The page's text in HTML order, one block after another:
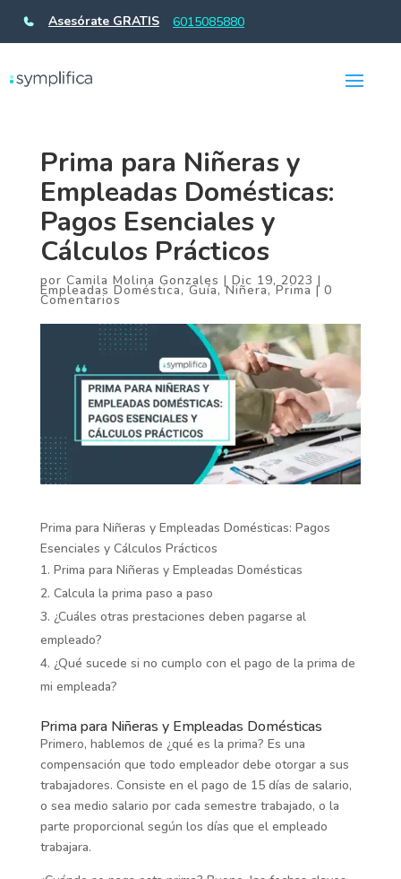
Prima para Niñeras y
Empleadas Domésticas:
Pagos Esenciales y
Cálculos Prácticos
por Camila Molina Gonzales | Dic 19, 2023 |
Empleadas Doméstica,Guía,Niñera,Prima | 0
Comentarios
Prima para Niñeras y Empleadas Domésticas: Pagos
Esenciales y Cálculos Prácticos
Prima para Niñeras y Empleadas Domésticas
Calcula la prima paso a paso
¿Cuáles otras prestaciones deben pagarse al
empleado?
¿Qué sucede si no cumplo con el pago de la prima de
mi empleada?
Prima para Niñeras y Empleadas Domésticas
Primero, hablemos de ¿qué es la prima? Es una
compensación que todo empleador debe otorgar a sus
trabajadores. Consiste en el pago de 15 días de salario,
o sea medio salario por cada semestre trabajado, o la
parte proporcional según los días que el empleado
trabajara.
Asesórate GRATIS 6015085880